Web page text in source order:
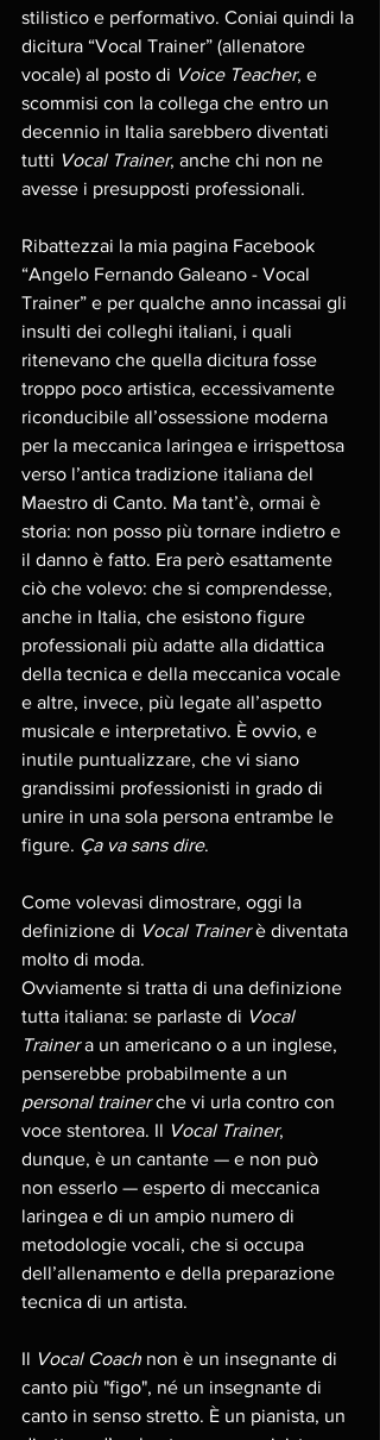
stilistico e performativo. Coniai quindi la
dicitura “Vocal Trainer” (allenatore
vocale) al posto di Voice Teacher, e
scommisi con la collega che entro un
decennio in Italia sarebbero diventati
tutti Vocal Trainer, anche chi non ne
avesse i presupposti professionali.
Ribattezzai la mia pagina Facebook
“Angelo Fernando Galeano - Vocal
Trainer” e per qualche anno incassai gli
insulti dei colleghi italiani, i quali
ritenevano che quella dicitura fosse
troppo poco artistica, eccessivamente
riconducibile all’ossessione moderna
per la meccanica laringea e irrispettosa
verso l’antica tradizione italiana del
Maestro di Canto. Ma tant’è, ormai è
storia: non posso più tornare indietro e
il danno è fatto. Era però esattamente
ciò che volevo: che si comprendesse,
anche in Italia, che esistono figure
professionali più adatte alla didattica
della tecnica e della meccanica vocale
e altre, invece, più legate all’aspetto
musicale e interpretativo. È ovvio, e
inutile puntualizzare, che vi siano
grandissimi professionisti in grado di
unire in una sola persona entrambe le
figure. Ça va sans dire.
Come volevasi dimostrare, oggi la
definizione di Vocal Trainer è diventata
molto di moda.
Ovviamente si tratta di una definizione
tutta italiana: se parlaste di Vocal
Trainer a un americano o a un inglese,
penserebbe probabilmente a un
personal trainer che vi urla contro con
voce stentorea. Il Vocal Trainer,
dunque, è un cantante — e non può
non esserlo — esperto di meccanica
laringea e di un ampio numero di
metodologie vocali, che si occupa
dell’allenamento e della preparazione
tecnica di un artista.
Il Vocal Coach non è un insegnante di
canto più "figo", né un insegnante di
canto in senso stretto. È un pianista, un